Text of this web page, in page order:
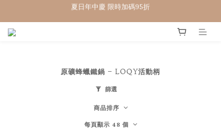
WELCOME 🇨🇵  法國畢耶餐廚
夏日年中慶 限時加碼95折
WELCOME 🇨🇵  法國畢耶餐廚
原礦蜂蠟鐵鍋 - LOQY活動柄
篩選
商品排序
每頁顯示 48 個